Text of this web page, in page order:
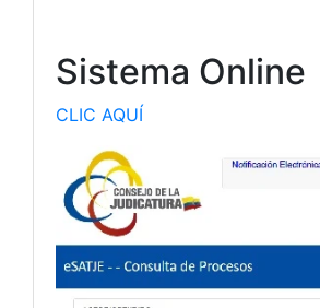
Sistema Online
CLIC AQUÍ